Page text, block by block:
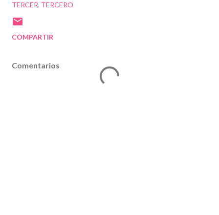
TERCER TERCERO
COMPARTIR
Comentarios